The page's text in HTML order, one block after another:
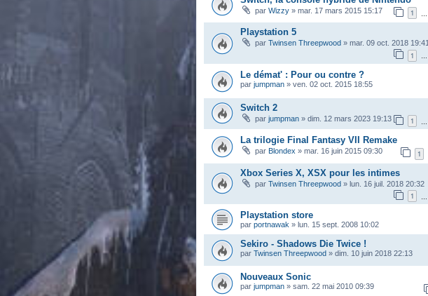
par Wizzy » mar. 17 mars 2015 15:17 1
Playstation 5
par Twinsen Threepwood » mar. 09 oct. 2018 19:41
1 …
Le démat' : Pour ou contre ?
par jumpman » ven. 02 oct. 2015 18:55
Switch 2
par jumpman » dim. 12 mars 2023 19:13 1
La trilogie Final Fantasy VII Remake
par Blondex » mar. 16 juin 2015 09:30 1
Xbox Series X, XSX pour les intimes
par Twinsen Threepwood » lun. 16 juil. 2018 20:32
1
Playstation store
par portnawak » lun. 15 sept. 2008 10:02
Sekiro - Shadows Die Twice !
par Twinsen Threepwood » dim. 10 juin 2018 22:13
Nouveaux Sonic
par jumpman » sam. 22 mai 2010 09:39